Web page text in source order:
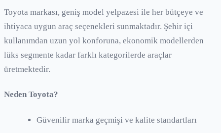
Toyota markası, geniş model yelpazesi ile her bütçeye ve
ihtiyaca uygun araç seçenekleri sunmaktadır. Şehir içi
kullanımdan uzun yol konforuna, ekonomik modellerden
lüks segmente kadar farklı kategorilerde araçlar
üretmektedir.
Neden Toyota?
Güvenilir marka geçmişi ve kalite standartları